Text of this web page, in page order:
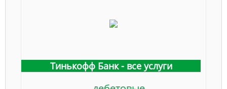
Тинькофф Банк - все услуги